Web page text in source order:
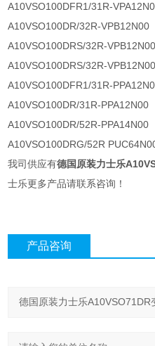
A10VSO100DFR1/31R-
A10VSO100DR/32R-VPB12N00
A10VSO100DRS/32R-VPB12N00
A10VSO100DRS/32R-
A10VSO100DFR1/31R-
A10VSO100DR/31R-PPA12N00
A10VSO100DR/52R-PPA14N00
A10VSO100DRG/52R
我司供应有德国原装力士乐
士乐更多产品请联系咨询！
产品咨询